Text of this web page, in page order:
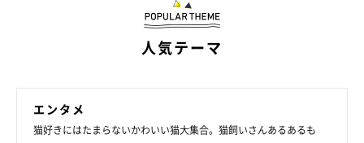
人気テーマ
エンタメ
猫好きにはたまらないかわいい猫大集合。猫飼いさんあるあるも